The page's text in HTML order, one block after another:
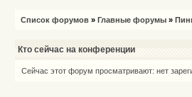
Список форумов » Главные форумы »
Кто сейчас на конференции
Сейчас этот форум просматривают: нет